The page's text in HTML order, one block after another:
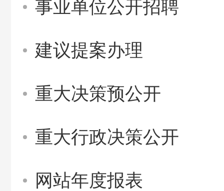
事业单位公开招聘
建议提案办理
重大决策预公开
重大行政决策公开
网站年度报表